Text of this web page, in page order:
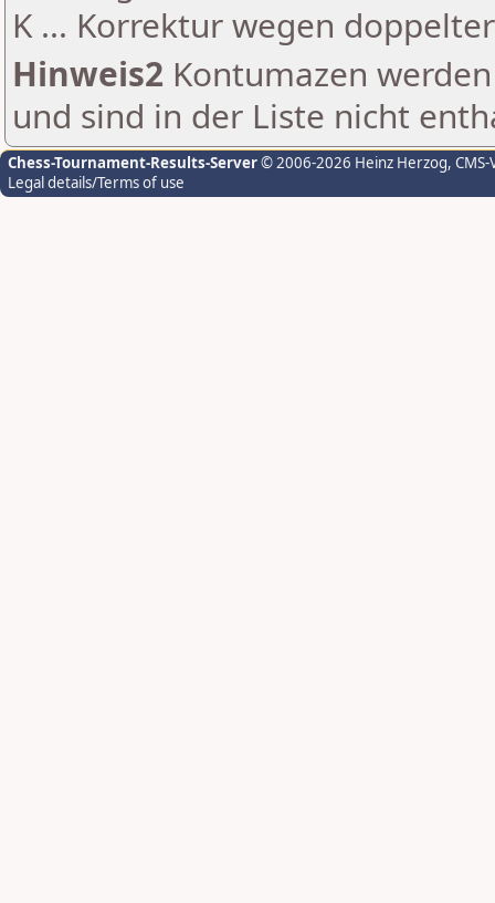
K ... Korrektur wegen
Hinweis2 Kontumazen
und sind in der Liste nicht
Chess-Tournament-Results-Server© 2006-2026 Heinz Herzog,
Legal details/Terms of use